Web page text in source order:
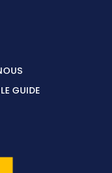
LE GUIDE